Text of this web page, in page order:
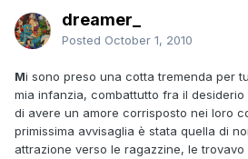
dreamer_
Posted October 1, 2010
Mi sono preso una cotta tremenda per
mia infanzia, combattutto fra il
di avere un amore corrisposto nei loro
primissima avvisaglia è stata quella di
attrazione verso le ragazzine, le